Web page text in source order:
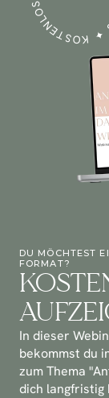
KOSTENLOS
DU MÖCHTEST
FORMAT?
In dieser
bekommst du
zum Thema
dich langfristig